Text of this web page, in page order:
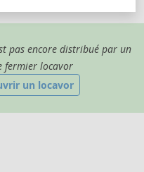
pas encore distribué par un
fermier locavor
un locavor